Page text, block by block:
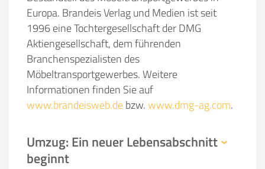
Europa. Brandeis Verlag und Medien ist seit
1996 eine Tochtergesellschaft der DMG
Aktiengesellschaft, dem führenden
Branchenspezialisten des
Möbeltransportgewerbes. Weitere
Informationen finden Sie auf
www.brandeisweb.debzw.www.dmg-ag.com.
Umzug: Ein neuer Lebensabschnitt
beginnt